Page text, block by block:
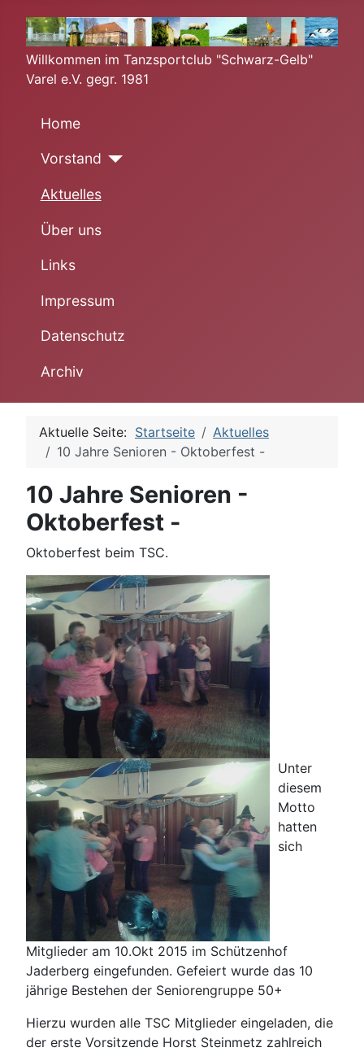
Willkommen im Tanzsportclub "Schwarz-Gelb"
Varel e.V. gegr. 1981
Home
Vorstand
Aktuelles
Über uns
Links
Impressum
Datenschutz
Archiv
Aktuelle Seite: Startseite
Aktuelles
10 Jahre Senioren - Oktoberfest -
10 Jahre Senioren -
Oktoberfest -
Oktoberfest beim TSC.
Unter
diesem
Motto
hatten
sich
Mitglieder am 10.Okt 2015 im Schützenhof
Jaderberg eingefunden. Gefeiert wurde das 10
jährige Bestehen der Seniorengruppe 50+
Hierzu wurden alle TSC Mitglieder eingeladen, die
der erste Vorsitzende Horst Steinmetz zahlreich